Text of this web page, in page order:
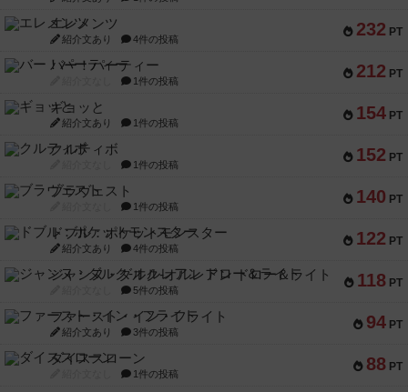
232 PT
エレメンツ
紹介文あり 4件の投稿
212 PT
バー！パーティー
1件の投稿
154 PT
ギョッと
紹介文あり 1件の投稿
152 PT
クルティボ
1件の投稿
140 PT
ブラヴェスト
1件の投稿
122 PT
ドブル：ポケットモンスター
紹介文あり 4件の投稿
118 PT
ジャンヌ・ダルク-オルレアン ドロー＆ライト
5件の投稿
94 PT
ファースト・イン・フライト
紹介文あり 3件の投稿
88 PT
ダイススローン
1件の投稿